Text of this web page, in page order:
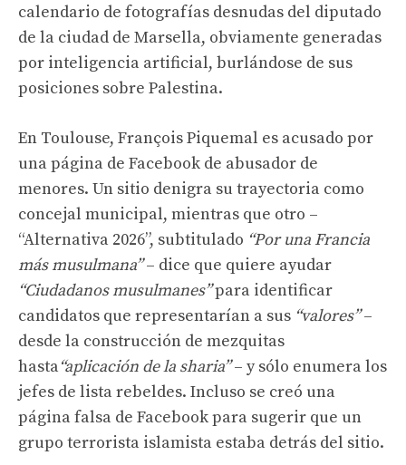
calendario de fotografías desnudas del diputado
de la ciudad de Marsella, obviamente generadas
por inteligencia artificial, burlándose de sus
posiciones sobre Palestina.
En Toulouse, François Piquemal es acusado por
una página de Facebook de abusador de
menores. Un sitio denigra su trayectoria como
concejal municipal, mientras que otro –
“Alternativa 2026”, subtitulado “Por una Francia
más musulmana”– dice que quiere ayudar
“Ciudadanos musulmanes”para identificar
candidatos que representarían a sus “valores”–
desde la construcción de mezquitas
hasta“aplicación de la sharia”– y sólo enumera los
jefes de lista rebeldes. Incluso se creó una
página falsa de Facebook para sugerir que un
grupo terrorista islamista estaba detrás del sitio.